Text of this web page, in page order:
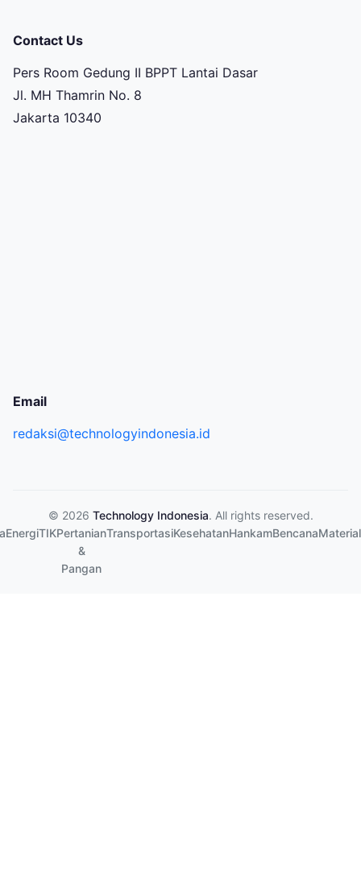
Contact Us
Pers Room Gedung II BPPT Lantai Dasar
Jl. MH Thamrin No. 8
Jakarta 10340
Email
redaksi@technologyindonesia.id
© 2026 Technology Indonesia. All rights reserved.
EnergiTIKPertanian
&
Pangan
TransportasiKesehatanHankamBencanaMaterial